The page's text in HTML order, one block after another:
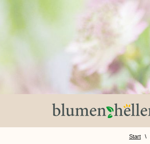
Inhalt
Start \